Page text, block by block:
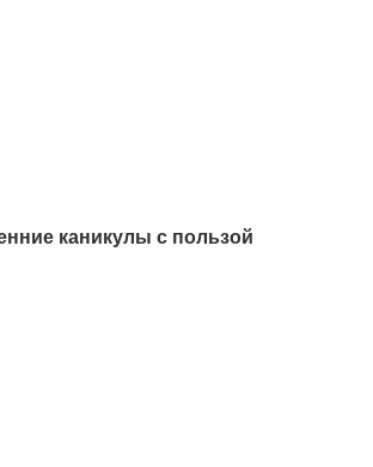
каникулы с пользой